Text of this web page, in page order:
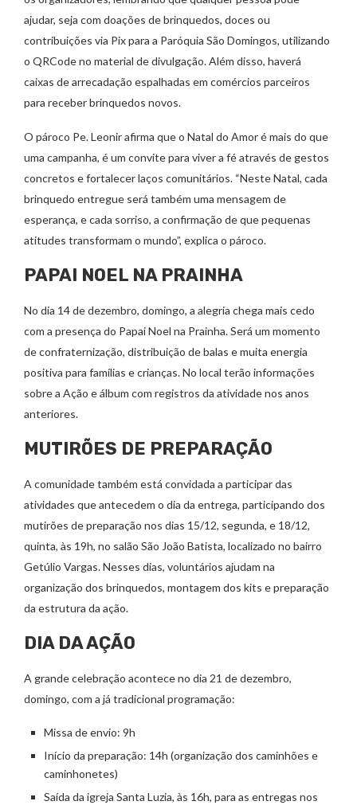
ajudar, seja com doações de brinquedos, doces ou
contribuições via Pix para a Paróquia São Domingos, utilizando
o QRCode no material de divulgação. Além disso, haverá
caixas de arrecadação espalhadas em comércios parceiros
para receber brinquedos novos.
O pároco Pe. Leonir afirma que o Natal do Amor é mais do que
uma campanha, é um convite para viver a fé através de gestos
concretos e fortalecer laços comunitários. “Neste Natal, cada
brinquedo entregue será também uma mensagem de
esperança, e cada sorriso, a confirmação de que pequenas
atitudes transformam o mundo”, explica o pároco.
PAPAI NOEL NA PRAINHA
No dia 14 de dezembro, domingo, a alegria chega mais cedo
com a presença do Papai Noel na Prainha. Será um momento
de confraternização, distribuição de balas e muita energia
positiva para famílias e crianças. No local terão informações
sobre a Ação e álbum com registros da atividade nos anos
anteriores.
MUTIRÕES DE PREPARAÇÃO
A comunidade também está convidada a participar das
atividades que antecedem o dia da entrega, participando dos
mutirões de preparação nos dias 15/12, segunda, e 18/12,
quinta, às 19h, no salão São João Batista, localizado no bairro
Getúlio Vargas. Nesses dias, voluntários ajudam na
organização dos brinquedos, montagem dos kits e preparação
da estrutura da ação.
DIA DA AÇÃO
A grande celebração acontece no dia 21 de dezembro,
domingo, com a já tradicional programação:
Missa de envio: 9h
Início da preparação: 14h (organização dos caminhões e
caminhonetes)
Saída da igreja Santa Luzia, às 16h, para as entregas nos